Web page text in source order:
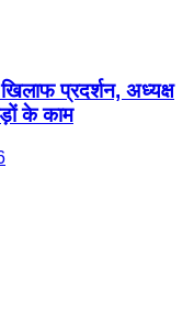
प्रदर्शन, अध्यक्ष
के काम